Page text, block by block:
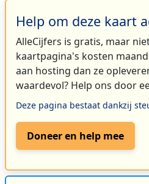
Help om deze kaart
AlleCijfers is gratis, maar
kaartpagina's kosten
aan hosting dan ze
waardevol? Help ons door
Deze pagina bestaat dankzij
Doneer en help mee